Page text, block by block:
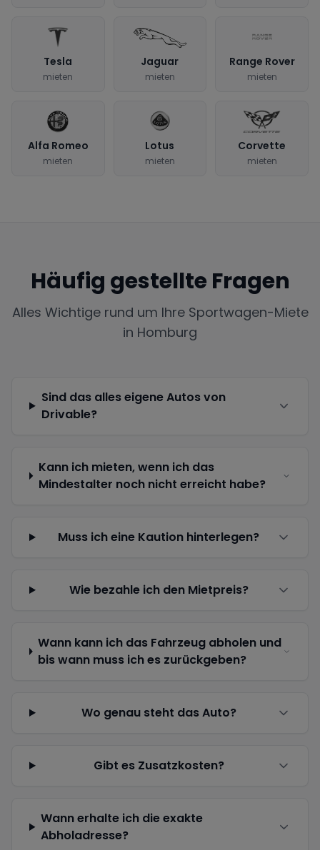
Tesla
mieten
Jaguar
mieten
Range Rover
mieten
Alfa Romeo
mieten
Lotus
mieten
Corvette
mieten
Häufig gestellte Fragen
Alles Wichtige rund um Ihre Sportwagen-Miete
in Homburg
Sind das alles eigene Autos von
Drivable?
Kann ich mieten, wenn ich das
Mindestalter noch nicht erreicht habe?
Muss ich eine Kaution hinterlegen?
Wie bezahle ich den Mietpreis?
Wann kann ich das Fahrzeug abholen und
bis wann muss ich es zurückgeben?
Wo genau steht das Auto?
Gibt es Zusatzkosten?
Wann erhalte ich die exakte
Abholadresse?